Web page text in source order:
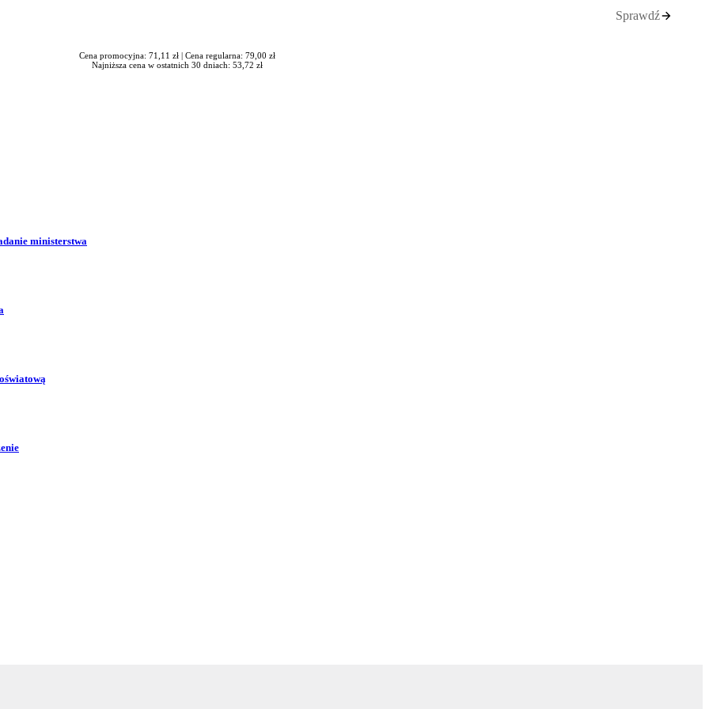
Sprawdź
Cena promocyjna: 71,11 zł | Cena regularna: 79,00 zł
Najniższa cena w ostatnich 30 dniach: 53,72 zł
ministerstwa